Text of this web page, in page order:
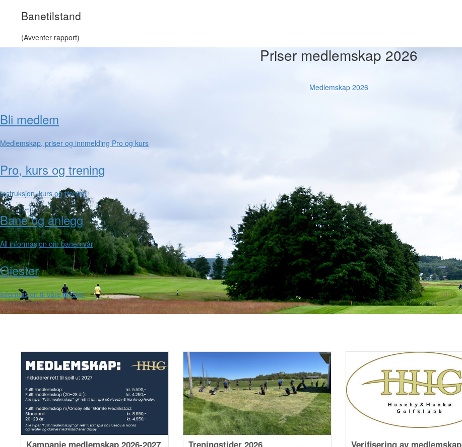
Banetilstand
(Avventer rapport)
Priser medlemskap 2026
Medlemskap 2026
Bli medlem
Medlemskap, priser og innmelding Pro og kurs
Pro, kurs og trening
Instruksjon, kurs og trening
Bane og anlegg
All informasjon om banen vår
Gjester
Informasjon til våre gjester
Kampanje medlemskap 2026-2027 Treningstider 2026 Verifisering av medlemskap